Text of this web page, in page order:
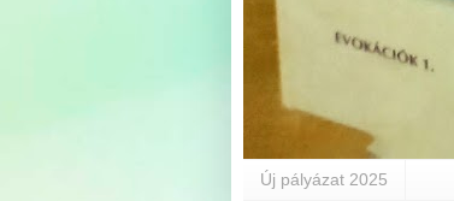
Új pályázat 2025